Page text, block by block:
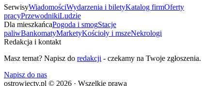
SerwisyWiadomościWydarzenia i biletyKatalog firmOferty
pracyPrzewodnikiLudzie
Dla mieszkańcaPogoda i smogStacje
paliwBankomatyMarketyKościoły i mszeNekrologi
Redakcja i kontakt
Masz temat? Napisz do redakcji - czekamy na Twoje zgłoszenia.
Napisz do nas
ostrowiectv.pl © 2026 · Wszelkie prawa